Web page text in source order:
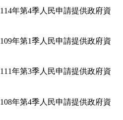
114年第4季人民申請提供政府資
109年第1季人民申請提供政府資
111年第3季人民申請提供政府資
108年第4季人民申請提供政府資